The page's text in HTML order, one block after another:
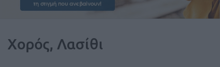
Χορός, Λασίθι